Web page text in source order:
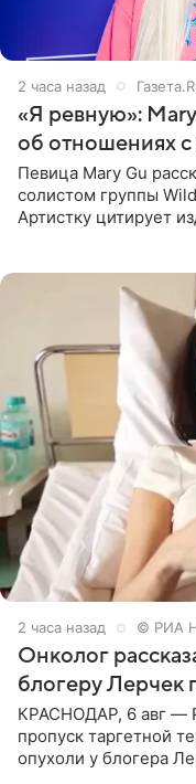
2 часа назад
«Я ревную»:
об отношениях
Певица Mary Gu
солистом группы
Артистку цитирует
2 часа назад © РИА
Онколог
блогеру Лерчек
КРАСНОДАР, 6 авг —
пропуск таргетной
опухоли у блогера